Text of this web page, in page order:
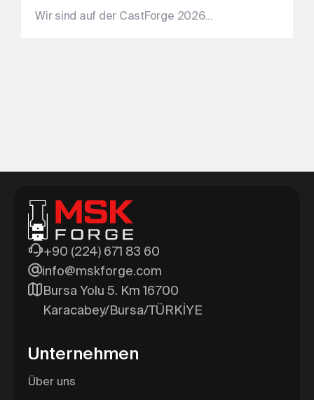
Wir sind auf der CastForge 2026...
+90 (224) 671 83 60
info@mskforge.com
Bursa Yolu 5. Km 16700
Karacabey/Bursa/TÜRKİYE
Unternehmen
Über uns